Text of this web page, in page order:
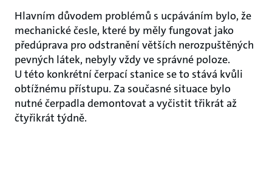
Hlavním důvodem problémů s ucpáváním bylo, že
mechanické česle, které by měly fungovat jako
předúprava pro odstranění větších nerozpuštěných
pevných látek, nebyly vždy ve správné poloze.
U této konkrétní čerpací stanice se to stává kvůli
obtížnému přístupu. Za současné situace bylo
nutné čerpadla demontovat a vyčistit třikrát až
čtyřikrát týdně.